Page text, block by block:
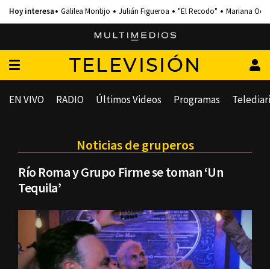
Galilea Montijo Julián Figueroa "El Recodo" Mariana
TELEVISIÓN
EN VIVO RADIO Últimos Videos Programas
Noticias de gruperos
Río Roma y Grupo Firme se toman ‘Un
Tequila’